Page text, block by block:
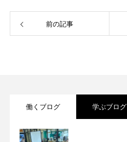
前の記事
働くブログ 学ぶブログ